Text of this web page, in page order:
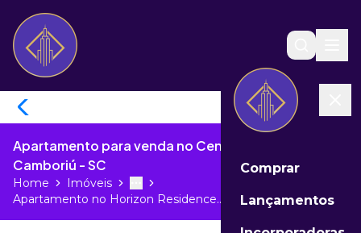
Comprar
Lançamentos
Apartamento para venda no Centro de Balneário
Camboriú - SC
Home Imóveis More
Toggle menu
Apartamento no Horizon Residence...